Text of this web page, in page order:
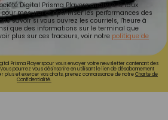
Digital Prisma Players analyse le taux
mesurer et optimiser les performances des
savoir si vous ouvrez les courriels, l'heure à
que des informations sur le terminal que
plus sur ces traceurs, voir notre politique de
Prisma Playerspour vous envoyer votre newsletter contenant des
pourrez vous désinscrire en utilisant le lien de désabonnement
plus et exercer vos droits, prenez connaissance de notreCharte de
Confidentialité.